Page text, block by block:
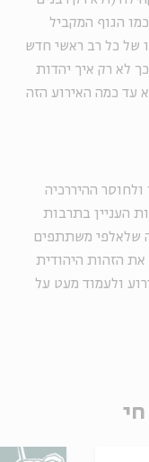
הגוף המקביל
של כל רב ראשי חדש
לא רק איך יהדות
עד כמה האירוע הזה
ההיררכיה
העניין בתרבות
מחקר שנערך ב-2011 הראה שלאלפי משתתפים
הזהות היהודית
ולעמוד מעט על